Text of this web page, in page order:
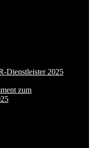
Dienstleister 2025
zum